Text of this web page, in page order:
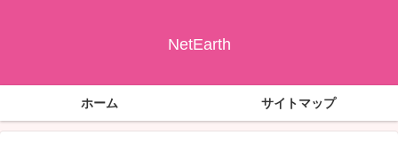
NetEarth
ホーム サイトマップ